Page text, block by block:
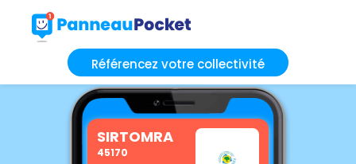
Référencez votre collectivité
SIRTOMRA
45170